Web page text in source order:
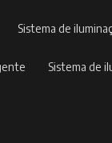
sistema de
sistema de